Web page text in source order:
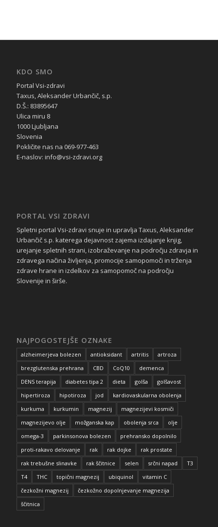
KDO SMO
Portal Vsi-zdravi
Taxus, Aleksander Urbančič, s.p.
D.Š.: 83895647
Ulica miru 8
1000 Ljubljana
Slovenia
Pokličite nas na 069-977-463
E-naslov: info@vsi-zdravi.org
PORTAL VSI ZDRAVI
Spletni portal Vsi-zdravi snuje in upravlja Taxus, Aleksander
Urbančič s.p. katerega dejavnost zajema izdajanje knjig,
urejanje spletnih strani, izobraževanje na področju zdravja in
zdravega načina življenja, promocije samopomoči in trženja
zdrave hrane in izdelkov za samopomoč na področju
Slovenije in širše.
NAJPOGOSTEJŠE OZNAKE
alzheimerjeva bolezen antioksidant artritis
artroza
brezglutenska prehrana
CBD CoQ10
demenca
DENS terapija
diabetes tipa 2 dieta golša
golšavost
hipertiroza
hipotiroza jod
kardiovaskularna obolenja
kurkuma
kurkumin magnezij
magnezijevi kosmiči
magnezijevo olje
možganska kap obolenja srca
olje
omega-3
parkinsonova bolezen
prehransko dopolnilo
proti-rakavo delovanje
rak rak dojke
rak prostate
rak trebušne slinavke
rak ščitnice selen srčni napad
T3
T4
THC topični magnezij ubiquinol
vitamin C
čezkožni magnezij
čezkožno dopolnjevanje magnezija
ščitnica